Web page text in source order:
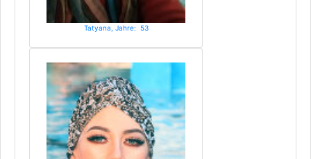
Tatyana, Jahre: 53